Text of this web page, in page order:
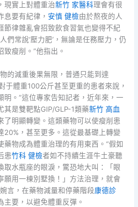
現實上對體重治新竹 家醫科理會有很
息要有紀律， 安慎 健檢由於熬夜的人
節律雜亂會招致飲食習氣也變得不紀
們常說‘壓力肥’，無論是任務壓力，仍
瘦削。”他指出。
的減重後果無限，普通只能到達
于體重100公斤甚至更重的患者來說，
明。”這位專家告知記者，近年來，一
其是雙靶點GIP/GLP-1類藥新竹 高血
了明顯轉變。這類藥物可以使瘦削患
20%，甚至更多。這從最基礎上轉變
藥物成為體重治理的有用東西。“假如
患竹科 健檢者如不持續生涯牛土豪聽
取水瓶座的眼淚，驚恐地大叫：「眼
願用一棟別墅換！」方法治理，就會
言，在藥物減量和停藥階段康德診
主要，以避免體重反彈。